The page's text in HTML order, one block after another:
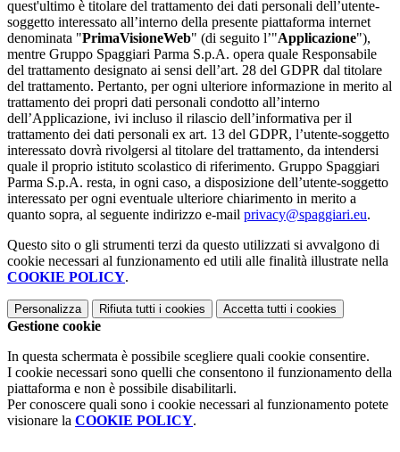
quest'ultimo è titolare del trattamento dei dati personali dell’utente-
soggetto interessato all’interno della presente piattaforma internet
denominata "PrimaVisioneWeb" (di seguito l’"Applicazione"),
mentre Gruppo Spaggiari Parma S.p.A. opera quale Responsabile
del trattamento designato ai sensi dell’art. 28 del GDPR dal titolare
del trattamento. Pertanto, per ogni ulteriore informazione in merito al
trattamento dei propri dati personali condotto all’interno
dell’Applicazione, ivi incluso il rilascio dell’informativa per il
trattamento dei dati personali ex art. 13 del GDPR, l’utente-soggetto
interessato dovrà rivolgersi al titolare del trattamento, da intendersi
quale il proprio istituto scolastico di riferimento. Gruppo Spaggiari
Parma S.p.A. resta, in ogni caso, a disposizione dell’utente-soggetto
interessato per ogni eventuale ulteriore chiarimento in merito a
quanto sopra, al seguente indirizzo e-mail privacy@spaggiari.eu.
Questo sito o gli strumenti terzi da questo utilizzati si avvalgono di
cookie necessari al funzionamento ed utili alle finalità illustrate nella
COOKIE POLICY.
Personalizza Rifiuta tutti i cookies Accetta tutti i cookies
Gestione cookie
In questa schermata è possibile scegliere quali cookie consentire.
I cookie necessari sono quelli che consentono il funzionamento della
piattaforma e non è possibile disabilitarli.
Per conoscere quali sono i cookie necessari al funzionamento potete
visionare la COOKIE POLICY.